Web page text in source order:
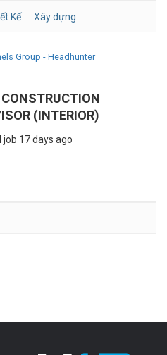
Kế Xây dựng
Group - Headhunter
(INTERIOR)
job 17 days ago